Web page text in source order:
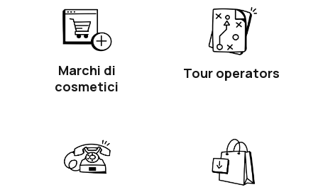
Marchi di
cosmetici
Tour operators